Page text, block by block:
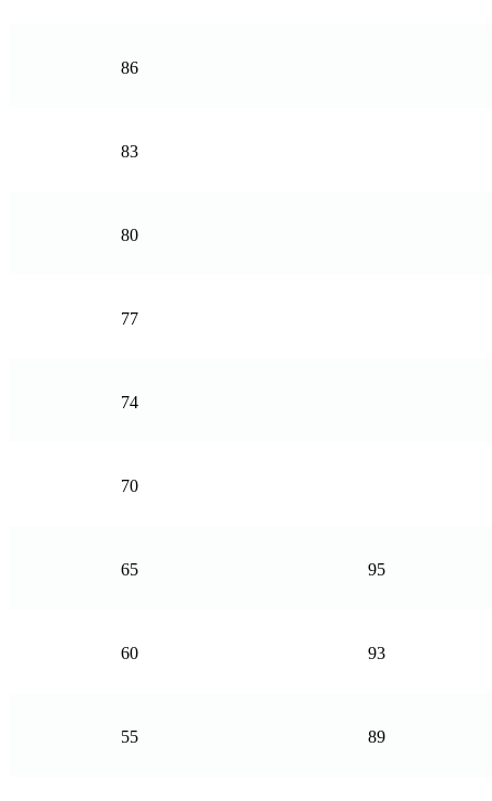
86
83
80
77
74
70
65 95
60 93
55 89